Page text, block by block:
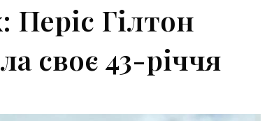
Періс Гілтон
своє 43-річчя